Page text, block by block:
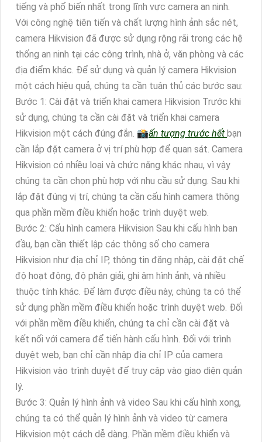
tiếng và phổ biến nhất trong lĩnh vực camera an ninh.
Với công nghệ tiên tiến và chất lượng hình ảnh sắc nét,
camera Hikvision đã được sử dụng rộng rãi trong các hệ
thống an ninh tại các công trình, nhà ở, văn phòng và các
địa điểm khác. Để sử dụng và quản lý camera Hikvision
một cách hiệu quả, chúng ta cần tuân thủ các bước sau:
Bước 1: Cài đặt và triển khai camera Hikvision Trước khi
sử dụng, chúng ta cần cài đặt và triển khai camera
Hikvision một cách đúng đắn. 📸ấn tượng trước hết bạn
cần lắp đặt camera ở vị trí phù hợp để quan sát. Camera
Hikvision có nhiều loại và chức năng khác nhau, vì vậy
chúng ta cần chọn phù hợp với nhu cầu sử dụng. Sau khi
lắp đặt đúng vị trí, chúng ta cần cấu hình camera thông
qua phần mềm điều khiển hoặc trình duyệt web.
Bước 2: Cấu hình camera Hikvision Sau khi cấu hình ban
đầu, bạn cần thiết lập các thông số cho camera
Hikvision như địa chỉ IP, thông tin đăng nhập, cài đặt chế
độ hoạt động, độ phân giải, ghi âm hình ảnh, và nhiều
thuộc tính khác. Để làm được điều này, chúng ta có thể
sử dụng phần mềm điều khiển hoặc trình duyệt web. Đối
với phần mềm điều khiển, chúng ta chỉ cần cài đặt và
kết nối với camera để tiến hành cấu hình. Đối với trình
duyệt web, bạn chỉ cần nhập địa chỉ IP của camera
Hikvision vào trình duyệt để truy cập vào giao diện quản
lý.
Bước 3: Quản lý hình ảnh và video Sau khi cấu hình xong,
chúng ta có thể quản lý hình ảnh và video từ camera
Hikvision một cách dễ dàng. Phần mềm điều khiển và